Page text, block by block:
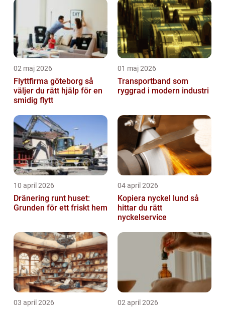
02 maj 2026
Flyttfirma göteborg så
väljer du rätt hjälp för en
smidig flytt
01 maj 2026
Transportband som
ryggrad i modern industri
10 april 2026
Dränering runt huset:
Grunden för ett friskt hem
04 april 2026
Kopiera nyckel lund så
hittar du rätt
nyckelservice
03 april 2026 02 april 2026